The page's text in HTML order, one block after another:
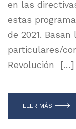
en las
estas
de 2021.
particulares/
Revolución […]
LEER MÁS